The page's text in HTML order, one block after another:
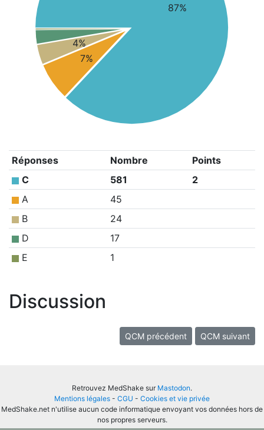
87%
7%
4%
Réponses Nombre
Points
C
581
2
A
45
B
24
D
17
E
1
Discussion
QCM précédent QCM suivant
Retrouvez MedShake sur Mastodon.
Mentions légales - CGU - Cookies et vie privée
MedShake.net n'utilise aucun code informatique envoyant vos données hors de
nos propres serveurs.